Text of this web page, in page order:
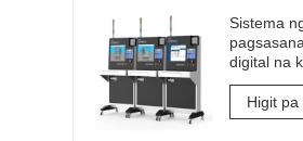
Industry
Sistema
digital na
Higit pa